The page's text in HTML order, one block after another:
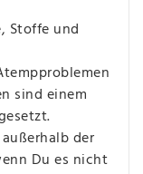
Stoffe und
sind einem
der
Du es nicht